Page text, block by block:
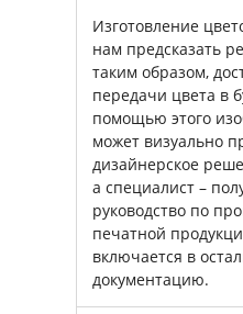
Изготовление
нам предсказать
таким образом,
передачи цвета в
помощью этого
может визуально
дизайнерское
а специалист –
руководство по
печатной
включается в
документацию.